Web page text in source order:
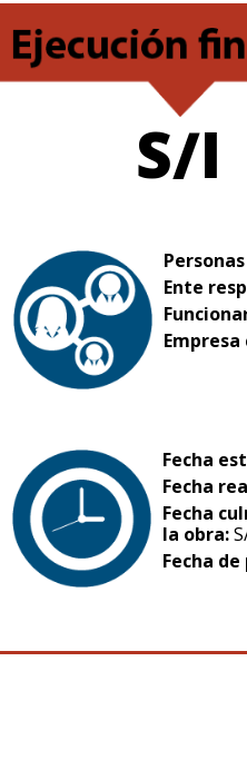
S/I
Ente
Fecha
Fecha
Fecha
la obra:
Fecha